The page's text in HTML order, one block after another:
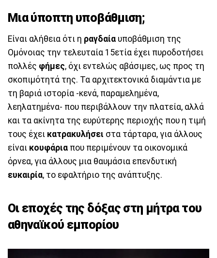
Μια ύποπτη υποβάθμιση;
Είναι αλήθεια ότι η ραγδαία υποβάθμιση της
Ομόνοιας την τελευταία 15ετία έχει πυροδοτήσει
πολλές φήμες, όχι εντελώς αβάσιμες, ως προς τη
σκοπιμότητά της. Τα αρχιτεκτονικά διαμάντια με
τη βαριά ιστορία -κενά, παραμελημένα,
λεηλατημένα- που περιβάλλουν την πλατεία, αλλά
και τα ακίνητα της ευρύτερης περιοχής που η τιμή
τους έχει κατρακυλήσει στα τάρταρα, για άλλους
είναι κουφάρια που περιμένουν τα οικονομικά
όρνεα, για άλλους μια θαυμάσια επενδυτική
ευκαιρία, το εφαλτήριο της ανάπτυξης.
Οι εποχές της δόξας στη μήτρα του
αθηναϊκού εμπορίου